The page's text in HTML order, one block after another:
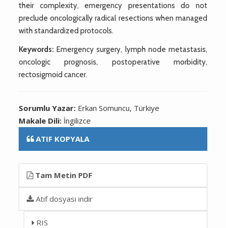
their complexity, emergency presentations do not
preclude oncologically radical resections when managed
with standardized protocols.
Keywords: Emergency surgery, lymph node metastasis,
oncologic prognosis, postoperative morbidity,
rectosigmoid cancer.
Sorumlu Yazar: Erkan Somuncu, Türkiye
Makale Dili: İngilizce
ATIF KOPYALA
Tam Metin PDF
Atıf dosyası indir
RIS